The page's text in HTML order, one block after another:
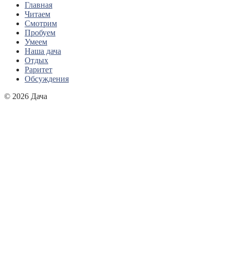
Главная
Читаем
Смотрим
Пробуем
Умеем
Наша дача
Отдых
Раритет
Обсуждения
© 2026 Дача